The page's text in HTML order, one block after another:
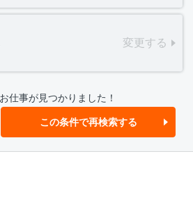
変更する
仕事が見つかりました！
この条件で再検索する